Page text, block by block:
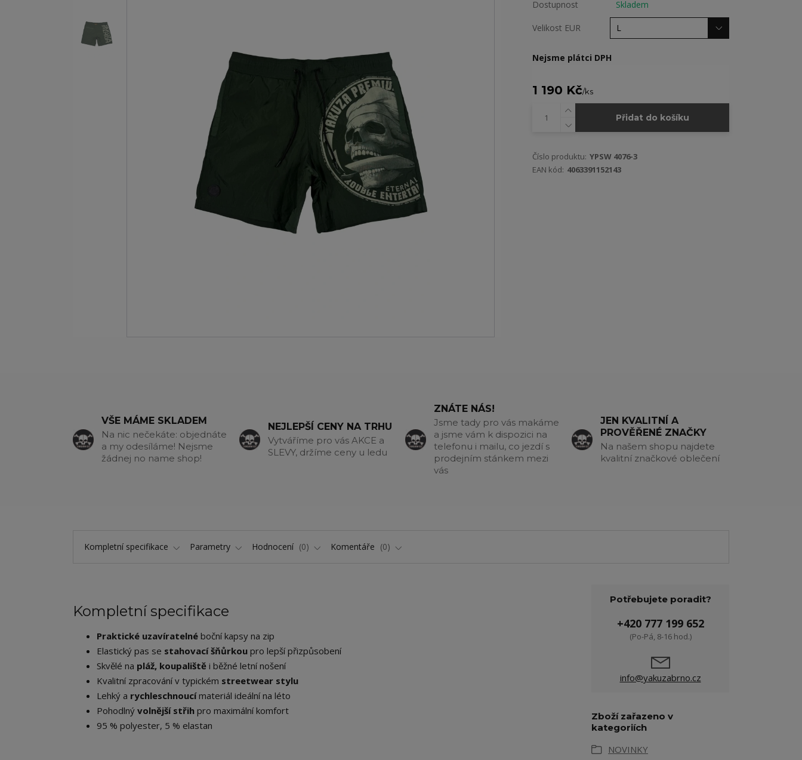
Dostupnost Skladem
Velikost EUR
Nejsme plátci DPH
1 190 Kč/ks
Přidat do košíku
Číslo produktu: YPSW 4076-3
EAN kód: 4063391152143
VŠE MÁME SKLADEM
Na nic nečekáte: objednáte
a my odesíláme! Nejsme
žádnej no name shop!
NEJLEPŠÍ CENY NA TRHU
Vytváříme pro vás AKCE a
SLEVY, držíme ceny u ledu
ZNÁTE NÁS!
Jsme tady pro vás makáme
a jsme vám k dispozici na
telefonu i mailu, co jezdí s
prodejním stánkem mezi
vás
JEN KVALITNÍ A
PROVĚŘENÉ ZNAČKY
Na našem shopu najdete
kvalitní značkové oblečení
Kompletní specifikace Parametry Hodnocení 0 Komentáře 0
Kompletní specifikace
Praktické uzavíratelné boční kapsy na zip
Elastický pas se stahovací šňůrkou pro lepší přizpůsobení
Skvělé na pláž, koupaliště i běžné letní nošení
Kvalitní zpracování v typickém streetwear stylu
Lehký a rychleschnoucímateriál ideální na léto
Pohodlný volnější střih pro maximální komfort
95 % polyester, 5 % elastan
Potřebujete poradit?
+420 777 199 652
(Po-Pá, 8-16 hod.)
info@yakuzabrno.cz
Zboží zařazeno v
kategoriích
NOVINKY